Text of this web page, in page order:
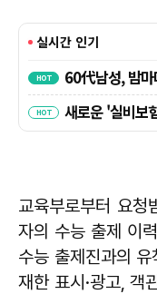
교육부로부터 요
자의 수능 출제 이
수능 출제진과의
재한 표시·광고, 객